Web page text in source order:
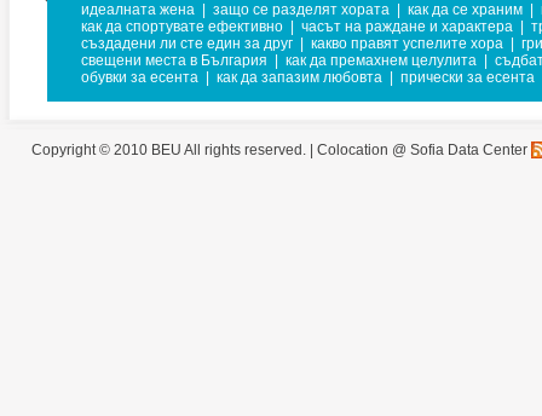
идеалната жена защо се разделят хората как да се храним
как да спортувате ефективно
часът на раждане и характера
създадени ли сте един за друг
какво правят успелите хора
свещени места в България
как да премахнем целулита
обувки за есента
как да запазим любовта прически за есента
Copyright © 2010 BEU All rights reserved. | Colocation @ Sofia Data Center